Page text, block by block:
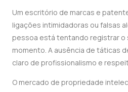
Um escritório de marcas e
ligações intimidadoras ou falsas
pessoa está tentando registrar o
momento. A ausência de táticas
claro de profissionalismo e
O mercado de propriedade